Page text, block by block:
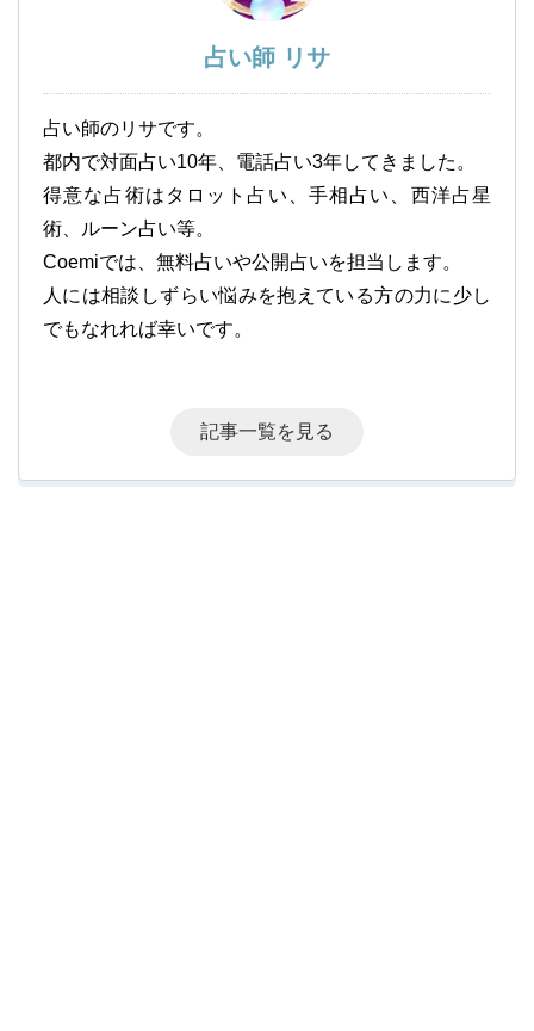
占い師 リサ
占い師のリサです。
都内で対面占い10年、電話占い3年してきました。
得意な占術はタロット占い、手相占い、西洋占星
術、ルーン占い等。
Coemiでは、無料占いや公開占いを担当します。
人には相談しずらい悩みを抱えている方の力に少し
でもなれれば幸いです。
記事一覧を見る